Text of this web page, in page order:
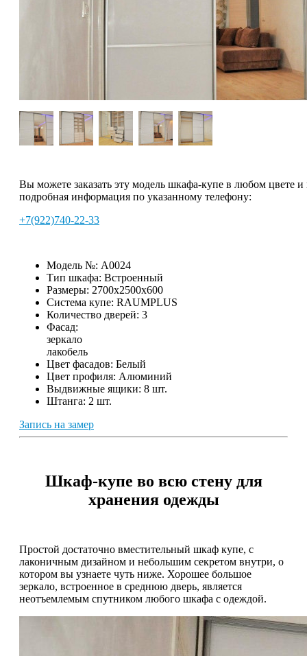
Вы можете заказать эту модель шкафа-купе в любом цвете
подробная информация по указанному телефону:
+7(922)740-22-33
Модель №: A0024
Тип шкафа: Встроенный
Размеры: 2700х2500х600
Система купе: RAUMPLUS
Количество дверей: 3
Фасад:
зеркало
лакобель
Цвет фасадов: Белый
Цвет профиля: Алюминий
Выдвижные ящики: 8 шт.
Штанга: 2 шт.
Запись на замер
Шкаф-купе во всю стену для
хранения одежды
Простой достаточно вместительный шкаф купе, с
лаконичным дизайном и небольшим секретом внутри, о
котором вы узнаете чуть ниже. Хорошее большое
зеркало, встроенное в среднюю дверь, является
неотъемлемым спутником любого шкафа с одеждой.